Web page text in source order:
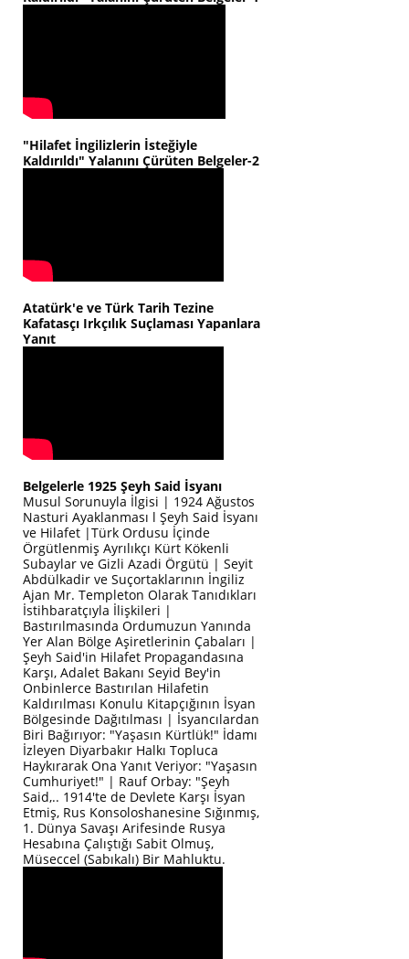
"Hilafet İngilizlerin İsteğiyle
Kaldırıldı" Yalanını Çürüten Belgeler-2
Atatürk'e ve Türk Tarih Tezine
Kafatasçı Irkçılık Suçlaması Yapanlara
Yanıt
Belgelerle 1925 Şeyh Said İsyanı
Musul Sorunuyla İlgisi | 1924 Ağustos
Nasturi Ayaklanması l Şeyh Said İsyanı
ve Hilafet |Türk Ordusu İçinde
Örgütlenmiş Ayrılıkçı Kürt Kökenli
Subaylar ve Gizli Azadi Örgütü | Seyit
Abdülkadir ve Suçortaklarının İngiliz
Ajan Mr. Templeton Olarak Tanıdıkları
İstihbaratçıyla İlişkileri |
Bastırılmasında Ordumuzun Yanında
Yer Alan Bölge Aşiretlerinin Çabaları |
Şeyh Said'in Hilafet Propagandasına
Karşı, Adalet Bakanı Seyid Bey'in
Onbinlerce Bastırılan Hilafetin
Kaldırılması Konulu Kitapçığının İsyan
Bölgesinde Dağıtılması | İsyancılardan
Biri Bağırıyor: "Yaşasın Kürtlük!" İdamı
İzleyen Diyarbakır Halkı Topluca
Haykırarak Ona Yanıt Veriyor: "Yaşasın
Cumhuriyet!" | Rauf Orbay: "Şeyh
Said,.. 1914'te de Devlete Karşı İsyan
Etmiş, Rus Konsoloshanesine Sığınmış,
1. Dünya Savaşı Arifesinde Rusya
Hesabına Çalıştığı Sabit Olmuş,
Müseccel (Sabıkalı) Bir Mahluktu.